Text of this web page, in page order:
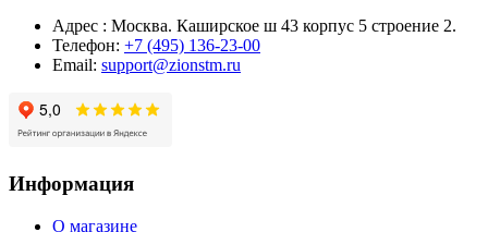
Адрес : Москва. Каширское ш 43 корпус 5 строение 2.
Телефон: +7 (495) 136-23-00
Email: support@zionstm.ru
Информация
О магазине